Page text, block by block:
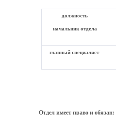
должность
начальник отдела
главный специалист
Отдел имеет право и обязан: